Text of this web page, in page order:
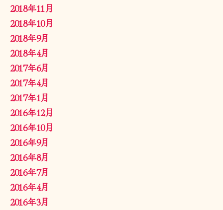
2018年11月
2018年10月
2018年9月
2018年4月
2017年6月
2017年4月
2017年1月
2016年12月
2016年10月
2016年9月
2016年8月
2016年7月
2016年4月
2016年3月